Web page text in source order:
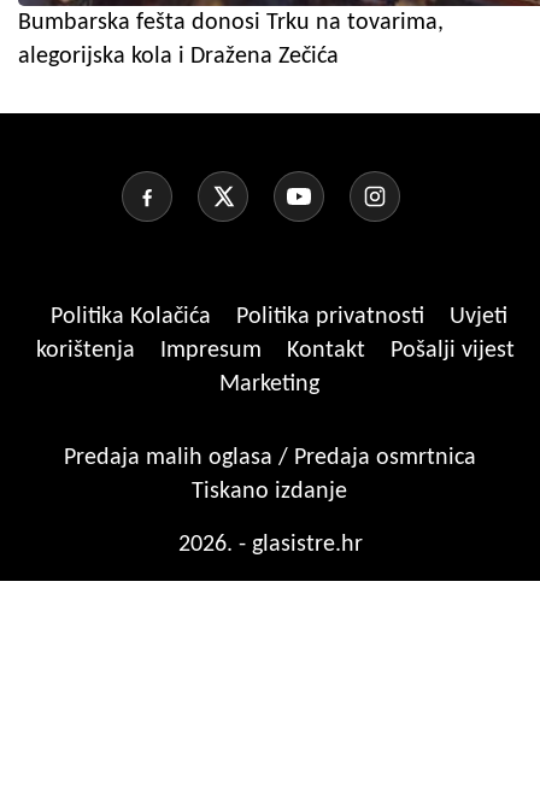
Bumbarska fešta donosi Trku na tovarima,
alegorijska kola i Dražena Zečića
Politika Kolačića Politika privatnosti
Uvjeti
korištenja
Impresum Kontakt
Pošalji vijest
Marketing
Predaja malih oglasa / Predaja osmrtnica
Tiskano izdanje
2026. - glasistre.hr